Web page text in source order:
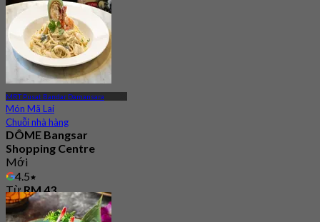
MRT Pusat Bandar Damansara
Món Mã Lai
Chuỗi nhà hàng
DÔME Bangsar
Shopping Centre
Mới
4.5
TừRM 43